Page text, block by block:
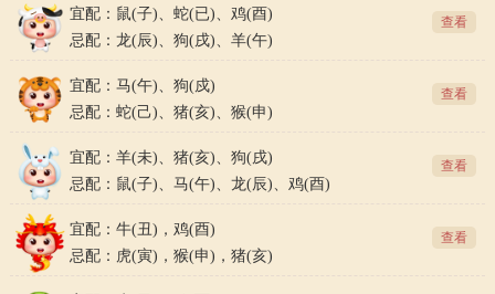
宜配：鼠(子)、蛇(已)、鸡(酉)
忌配：龙(辰)、狗(戌)、羊(午)
查看
宜配：马(午)、狗(戍)
忌配：蛇(己)、猪(亥)、猴(申)
查看
宜配：羊(未)、猪(亥)、狗(戌)
忌配：鼠(子)、马(午)、龙(辰)、鸡(酉)
查看
宜配：牛(丑)，鸡(酉)
忌配：虎(寅)，猴(申)，猪(亥)
查看